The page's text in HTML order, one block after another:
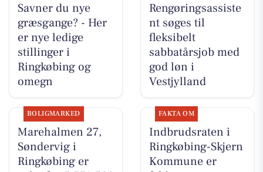
Savner du nye
græsgange? - Her
er nye ledige
stillinger i
Ringkøbing og
omegn
Rengøringsassiste
nt søges til
fleksibelt
sabbatårsjob med
god løn i
Vestjylland
BOLIGMARKED
Marehalmen 27,
Søndervig i
Ringkøbing er
FAKTA OM
Indbrudsraten i
Ringkøbing-Skjern
Kommune er